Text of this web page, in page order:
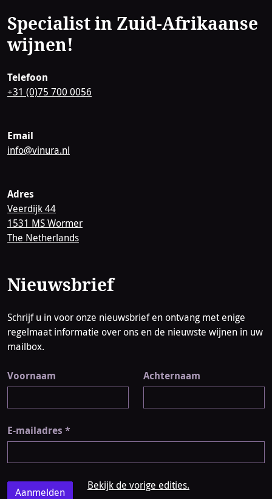
Specialist in Zuid-Afrikaanse
wijnen!
Telefoon
+31 (0)75 700 0056
Email
info@vinura.nl
Adres
Veerdijk 44
1531 MS Wormer
The Netherlands
Nieuwsbrief
Schrijf u in voor onze nieuwsbrief en ontvang met enige
regelmaat informatie over ons en de nieuwste wijnen in uw
mailbox.
Voornaam Achternaam
E-mailadres *
Bekijk de vorige edities.